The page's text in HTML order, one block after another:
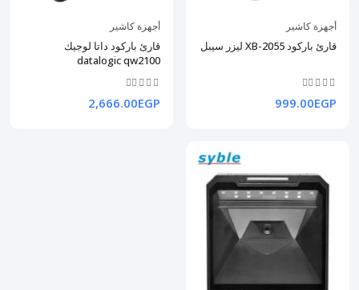
أجهزة كاشير
قارئ باركود XB-2055 ليزر سيبل
999.00EGP
أجهزة كاشير
قارئ باركود داتا لوجيك
datalogic qw2100
2,666.00EGP